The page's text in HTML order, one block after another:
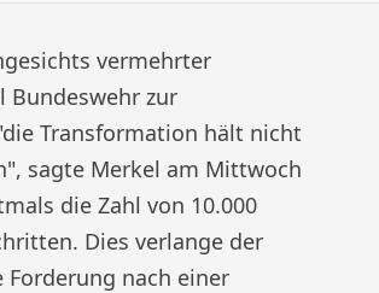
vermehrter
Bundeswehr zur
Transformation hält nicht
sagte Merkel am Mittwoch
die Zahl von 10.000
Dies verlange der
nach einer